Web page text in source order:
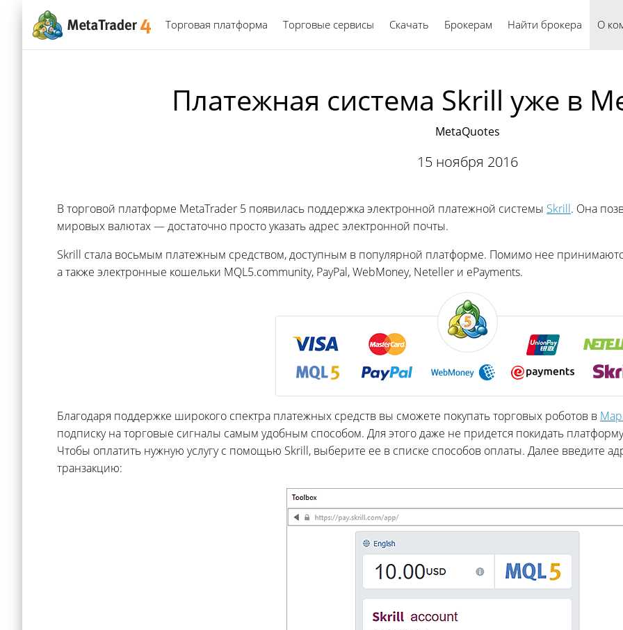
Торговая платформа Торговые сервисы Скачать Брокерам Найти брокера О
Русский
Платежная система Skrill уже в
MetaQuotes
15 ноября 2016
В торговой платформе MetaTrader 5 появилась поддержка электронной платежной системы Skrill. Она
мировых валютах — достаточно просто указать адрес электронной почты.
Skrill стала восьмым платежным средством, доступным в популярной платформе. Помимо нее
а также электронные кошельки MQL5.community, PayPal, WebMoney, Neteller и ePayments.
Благодаря поддержке широкого спектра платежных средств вы сможете покупать торговых роботов в
подписку на торговые сигналы самым удобным способом. Для этого даже не придется покидать
Чтобы оплатить нужную услугу с помощью Skrill, выберите ее в списке способов оплаты. Далее введите
транзакцию: